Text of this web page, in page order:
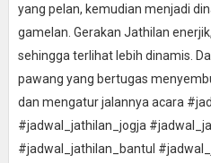
yang pelan, kemudian menjadi
gamelan. Gerakan Jathilan
sehingga terlihat lebih dinamis.
pawang yang bertugas
dan mengatur jalannya acara
#jadwal_jathilan_jogja
#jadwal_jathilan_bantul